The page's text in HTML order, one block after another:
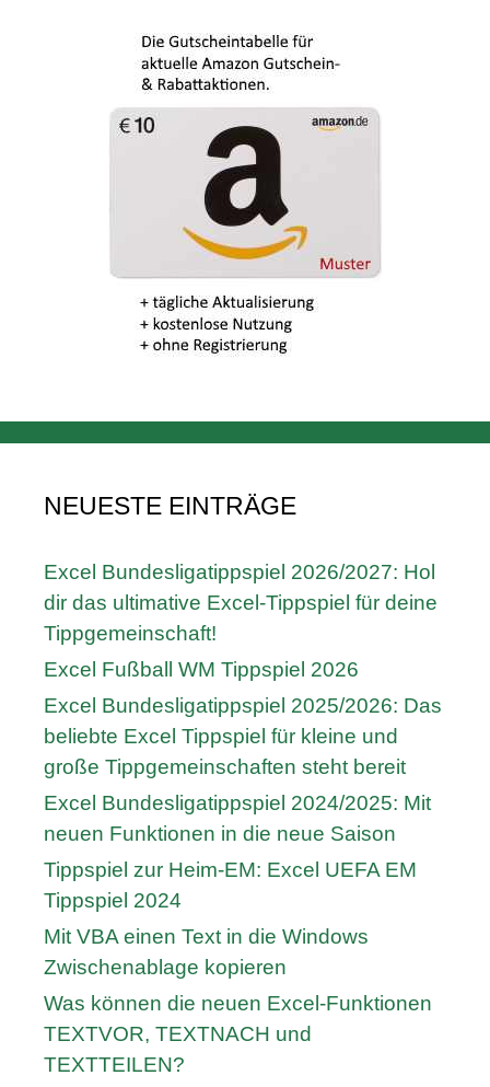
NEUESTE EINTRÄGE
Excel Bundesligatippspiel 2026/2027: Hol
dir das ultimative Excel-Tippspiel für deine
Tippgemeinschaft!
Excel Fußball WM Tippspiel 2026
Excel Bundesligatippspiel 2025/2026: Das
beliebte Excel Tippspiel für kleine und
große Tippgemeinschaften steht bereit
Excel Bundesligatippspiel 2024/2025: Mit
neuen Funktionen in die neue Saison
Tippspiel zur Heim-EM: Excel UEFA EM
Tippspiel 2024
Mit VBA einen Text in die Windows
Zwischenablage kopieren
Was können die neuen Excel-Funktionen
TEXTVOR, TEXTNACH und
TEXTTEILEN?